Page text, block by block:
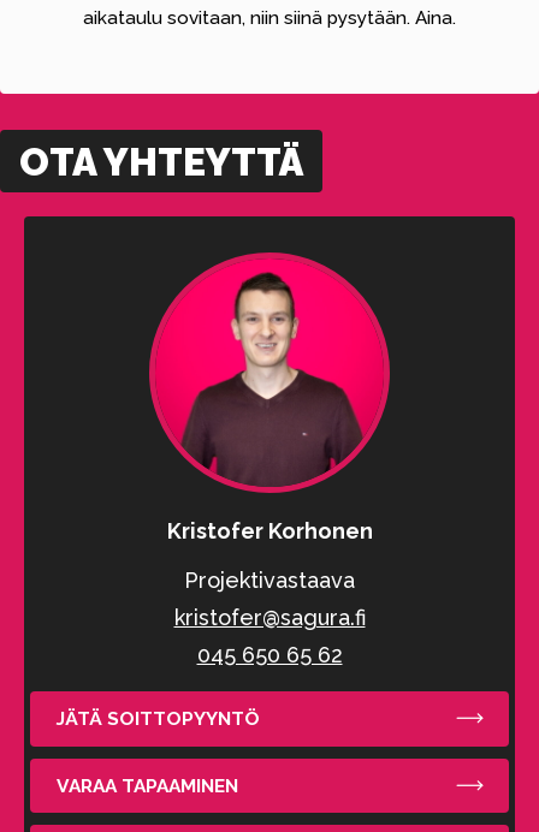
aikataulu sovitaan, niin siinä pysytään. Aina.
OTA YHTEYTTÄ
Kristofer Korhonen
Projektivastaava
kristofer@sagura.fi
045 650 65 62
JÄTÄ SOITTOPYYNTÖ
VARAA TAPAAMINEN